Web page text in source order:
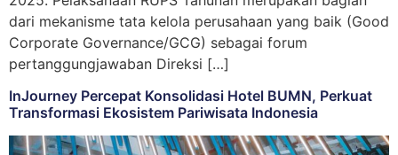
dari mekanisme tata kelola perusahaan yang baik (Good
Corporate Governance/GCG) sebagai forum
pertanggungjawaban Direksi […]
InJourney Percepat Konsolidasi Hotel BUMN, Perkuat
Transformasi Ekosistem Pariwisata Indonesia